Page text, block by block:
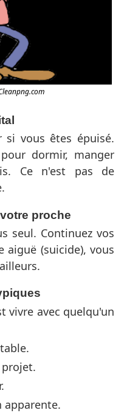
si vous êtes épuisé.
dormir, manger
Ce n'est pas de
proche
seul. Continuez vos
aiguë (suicide), vous
vivre avec quelqu'un
apparente.